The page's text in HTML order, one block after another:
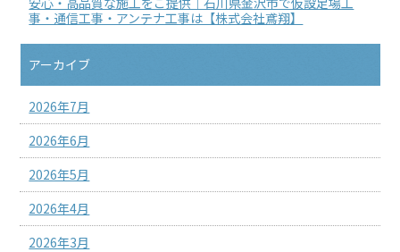
事・通信工事・アンテナ工事は【株式会社鳶翔】
アーカイブ
2026年7月
2026年6月
2026年5月
2026年4月
2026年3月